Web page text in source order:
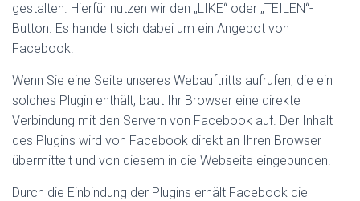
gestalten. Hierfür nutzen wir den „LIKE“ oder „TEILEN“-
Button. Es handelt sich dabei um ein Angebot von
Facebook.
Wenn Sie eine Seite unseres Webauftritts aufrufen, die ein
solches Plugin enthält, baut Ihr Browser eine direkte
Verbindung mit den Servern von Facebook auf. Der Inhalt
des Plugins wird von Facebook direkt an Ihren Browser
übermittelt und von diesem in die Webseite eingebunden.
Durch die Einbindung der Plugins erhält Facebook die